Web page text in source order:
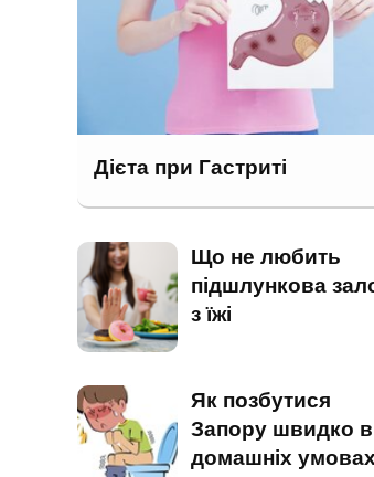
Дієта при Гастриті
Що не любить
підшлункова
з їжі
Як позбутися
Запору швидко в
домашніх умовах